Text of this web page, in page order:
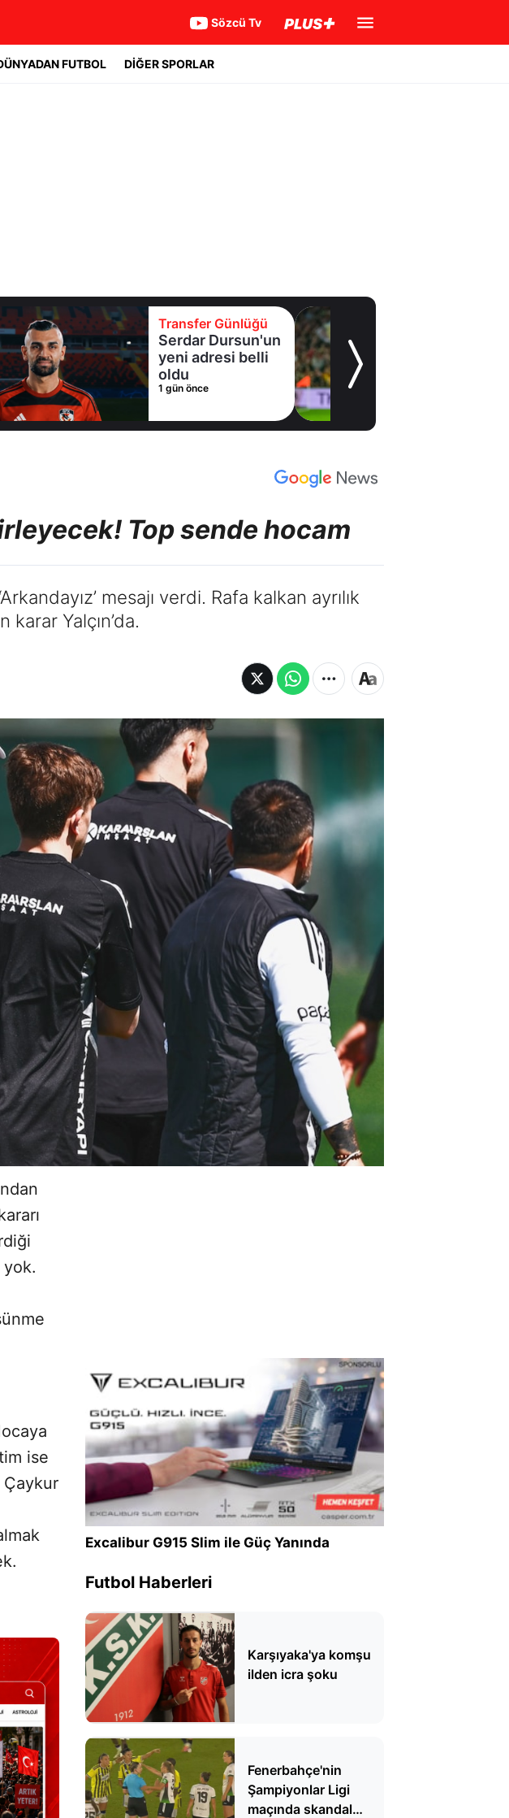
Sözcü Tv
FUTBOL DİĞER SPORLAR
Transfer Günlüğü
Galatasaray'a
sürpriz orta saha
Top sende hocam
mesajı verdi. Rafa kalkan ayrılık
Yalçın’da.
yok.
ise
Çaykur
Excalibur G915 Slim ile Güç Yanında
Futbol Haberleri
Karşıyaka'ya komşu
ilden icra şoku
Fenerbahçe'nin
Şampiyonlar Ligi
maçında skandal